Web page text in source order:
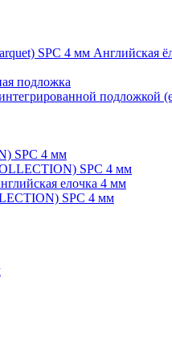
SPC 4 мм Английская
подложка
подложкой
SPC 4 мм
SPC 4 мм
елочка 4 мм
SPC 4 мм